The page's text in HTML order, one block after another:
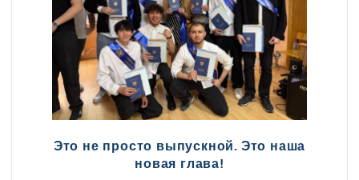
Это не просто выпускной. Это наша
новая глава!